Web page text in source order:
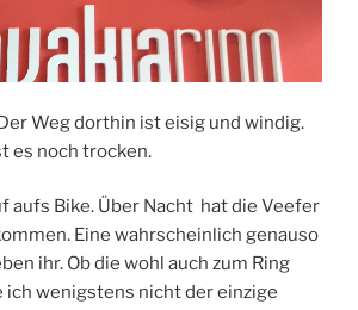
Weg dorthin ist eisig und windig.
es noch trocken.
aufs Bike. Über Nacht hat die Veefer
Eine wahrscheinlich genauso
ihr. Ob die wohl auch zum Ring
ich wenigstens nicht der einzige